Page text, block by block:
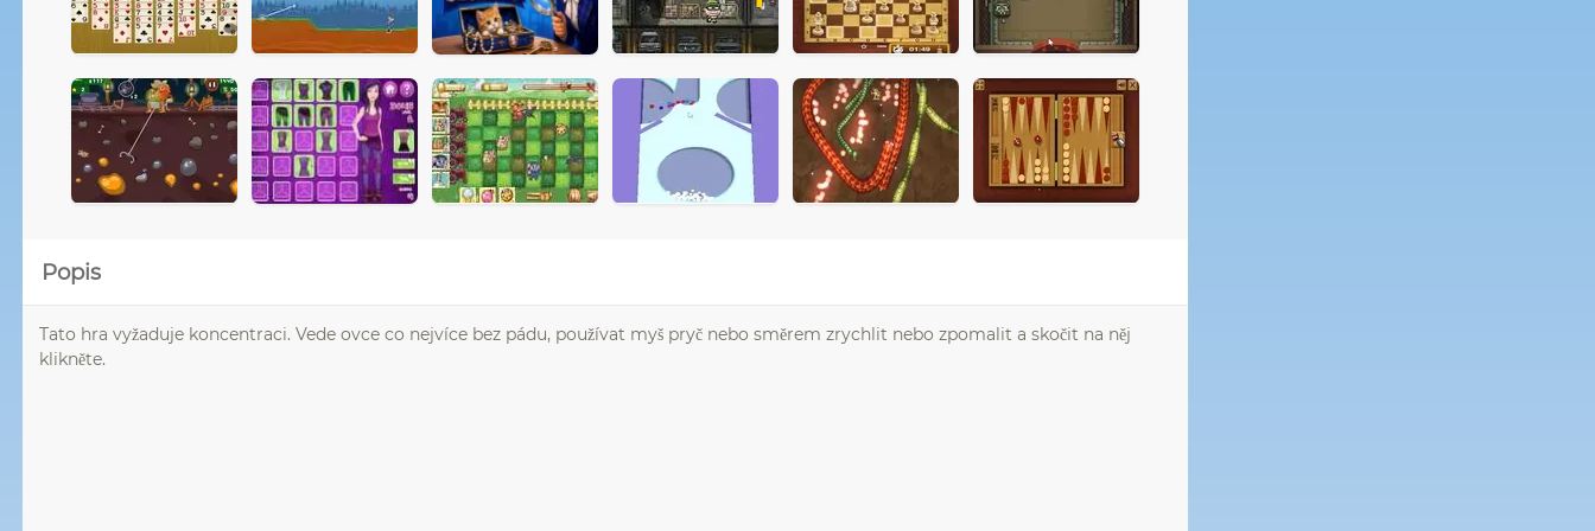
Popis
Tato hra vyžaduje koncentraci. Vede ovce co nejvíce bez pádu, používat myš pryč nebo směrem zrychlit nebo zpomalit a skočit na něj
klikněte.